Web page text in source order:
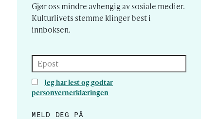
Gjør oss mindre avhengig av sosiale medier.
Kulturlivets stemme klinger best i
innboksen.
Epost
Jeg har lest og godtar
personvernerklæringen
MELD DEG PÅ